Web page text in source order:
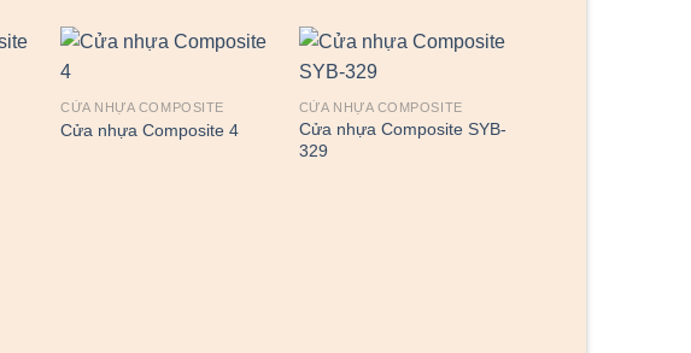
CỬA NHỰA COMPOSITE
Cửa nhựa Composite 4
CỬA NHỰA COMPOSITE
Cửa nhựa Composite SYB-
329